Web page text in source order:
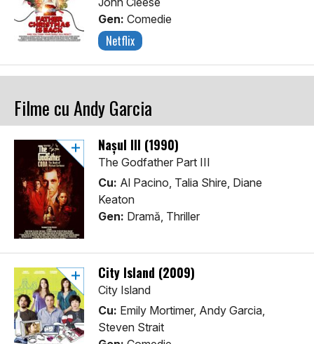
Gen: Comedie
Netflix
Filme cu Andy Garcia
Nașul III (1990)
The Godfather Part III
Cu: Al Pacino, Talia Shire, Diane
Keaton
Gen: Dramă, Thriller
City Island (2009)
City Island
Cu: Emily Mortimer, Andy Garcia,
Steven Strait